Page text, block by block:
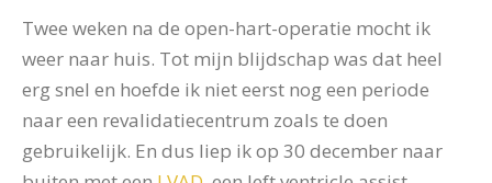
Twee weken na de open-hart-operatie mocht ik
weer naar huis. Tot mijn blijdschap was dat heel
erg snel en hoefde ik niet eerst nog een periode
naar een revalidatiecentrum zoals te doen
gebruikelijk. En dus liep ik op 30 december naar